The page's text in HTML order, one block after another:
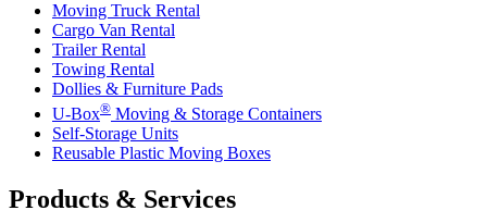
Moving Truck Rental
Cargo Van Rental
Trailer Rental
Towing Rental
Dollies & Furniture Pads
U-Box® Moving & Storage Containers
Self-Storage Units
Reusable Plastic Moving Boxes
Products & Services